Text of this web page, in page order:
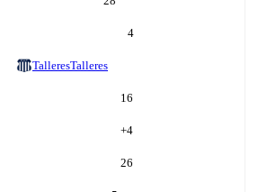
4
TalleresTalleres
16
+4
26